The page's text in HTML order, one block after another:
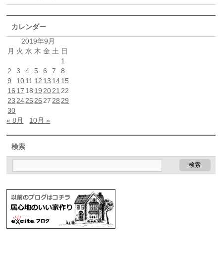
カレンダー
2019年9月
月 火 水 木 金 土 日
1
2
3 4 5 6 7
8
9
1011 12 13 1415
16 17 18 19 2021 22
23 2425 26 27 28 29
30
« 8月
10月 »
検索